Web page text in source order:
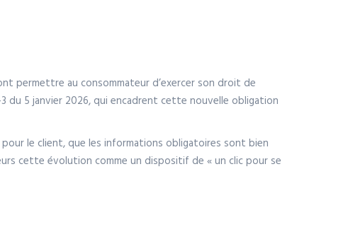
permettre au consommateur d’exercer son droit de
5 janvier 2026, qui encadrent cette nouvelle obligation
le client, que les informations obligatoires sont bien
cette évolution comme un dispositif de « un clic pour se